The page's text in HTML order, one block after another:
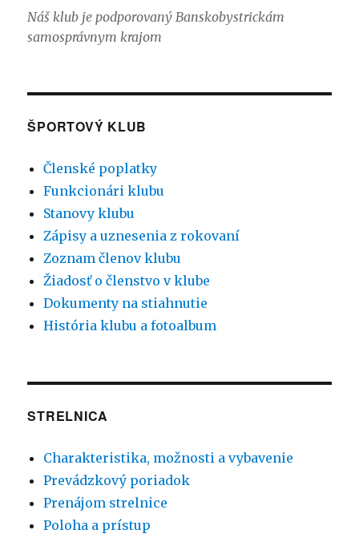
Náš klub je podporovaný Banskobystrickám
samosprávnym krajom
ŠPORTOVÝ KLUB
Členské poplatky
Funkcionári klubu
Stanovy klubu
Zápisy a uznesenia z rokovaní
Zoznam členov klubu
Žiadosť o členstvo v klube
Dokumenty na stiahnutie
História klubu a fotoalbum
STRELNICA
Charakteristika, možnosti a vybavenie
Prevádzkový poriadok
Prenájom strelnice
Poloha a prístup